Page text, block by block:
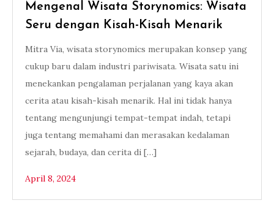
Mengenal Wisata Storynomics: Wisata
Seru dengan Kisah-Kisah Menarik
Mitra Via, wisata storynomics merupakan konsep yang
cukup baru dalam industri pariwisata. Wisata satu ini
menekankan pengalaman perjalanan yang kaya akan
cerita atau kisah-kisah menarik. Hal ini tidak hanya
tentang mengunjungi tempat-tempat indah, tetapi
juga tentang memahami dan merasakan kedalaman
sejarah, budaya, dan cerita di […]
April 8, 2024